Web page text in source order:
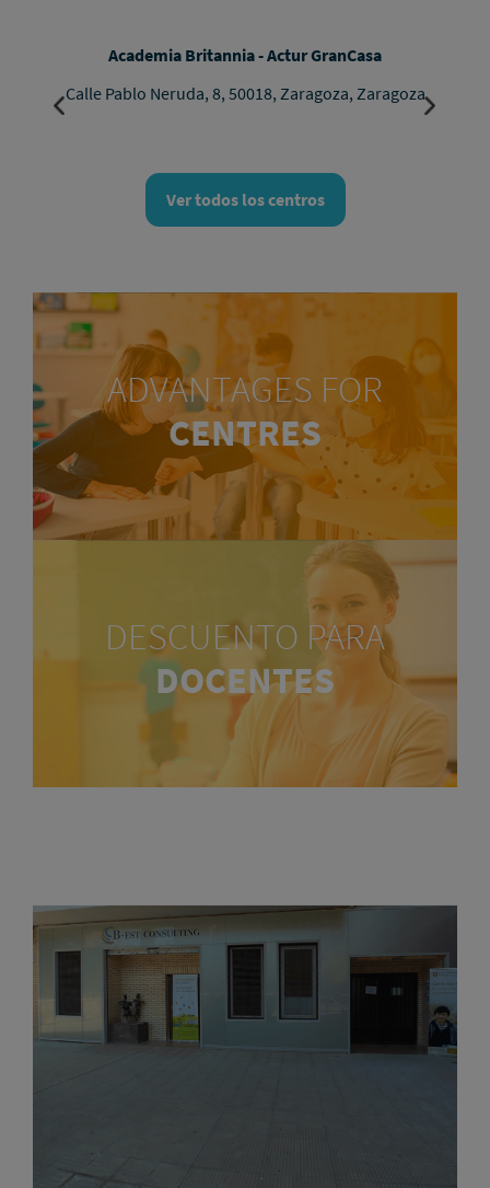
Academia Britannia - Actur GranCasa
Calle Pablo Neruda, 8, 50018, Zaragoza, Zaragoza
Ver todos los centros
ADVANTAGES FOR
CENTRES
DESCUENTO PARA
DOCENTES